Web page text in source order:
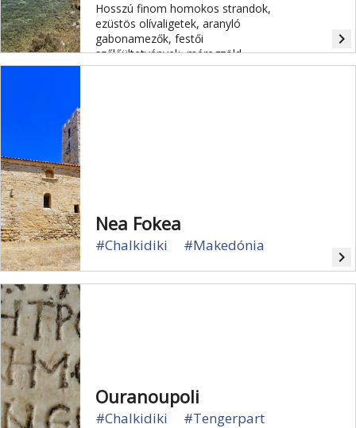
Hosszú finom homokos strandok,
ezüstös olívaligetek, aranyló
gabonamezők, festői
szőlőültetvények, méregzöld
fenyőerdők és mindehhez a kék
navigate_next
Nea Fokea
#Chalkidiki #Makedónia
navigate_next
Ouranoupoli
#Chalkidiki #Tengerpart